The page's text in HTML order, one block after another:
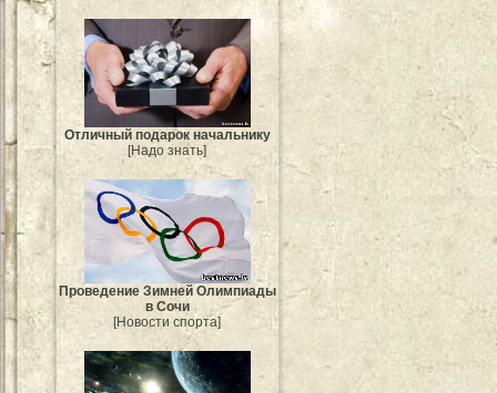
Отличный подарок начальнику
[Надо знать]
Проведение Зимней Олимпиады
в Сочи
[Новости спорта]